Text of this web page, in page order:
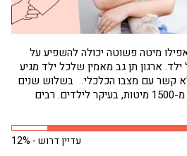
מיטה פשוטה יכולה להשפיע על
ארגון תן גב מאמין שלכל ילד מגיע
קשר עם מצבו הכלכלי. בשלוש שנים
האחרונות, תן גב סיפקה יותר מ-1500 מיטות, בעיקר לילדים. רבים
עדיין דרוש - 12%